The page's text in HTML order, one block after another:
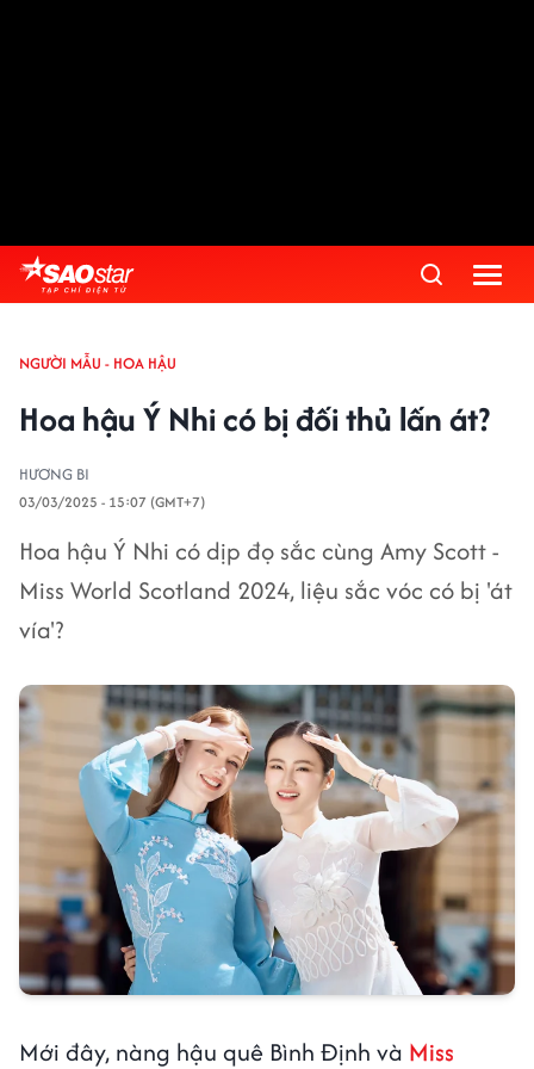
NGƯỜI MẪU - HOA HẬU
Hoa hậu Ý Nhi có bị đối thủ lấn át?
HƯƠNG BI
03/03/2025 - 15:07 (GMT+7)
Hoa hậu Ý Nhi có dịp đọ sắc cùng Amy Scott -
Miss World Scotland 2024, liệu sắc vóc có bị 'át
vía'?
Mới đây, nàng hậu quê Bình Định và Miss